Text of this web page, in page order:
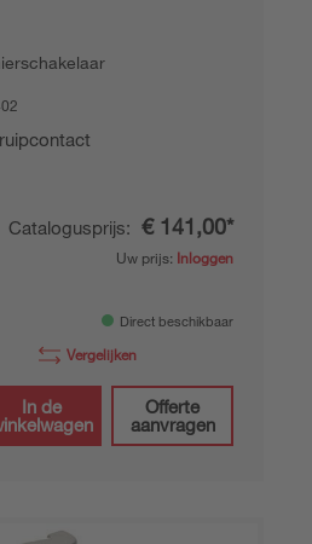
Catalogusprijs: € 141,00*
Uw prijs: Inloggen
Direct beschikbaar
Vergelijken
In de
Offerte
aanvragen